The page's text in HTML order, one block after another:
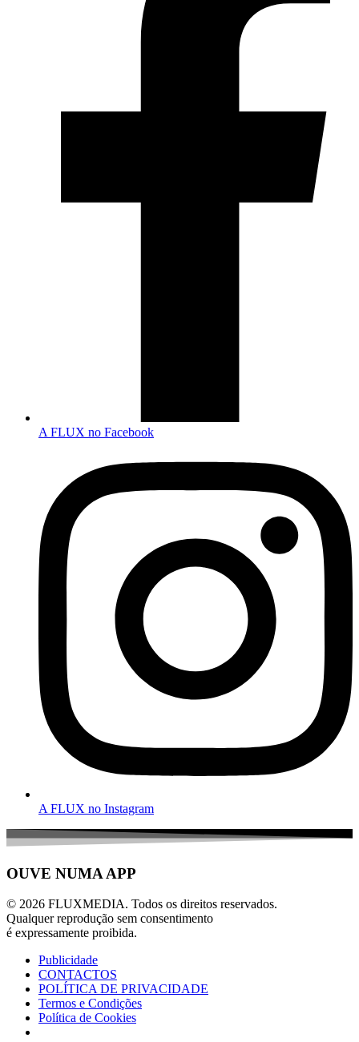
A FLUX no Facebook
A FLUX no Instagram
OUVE NUMA APP
© 2026 FLUXMEDIA. Todos os direitos reservados.
Qualquer reprodução sem consentimento
é expressamente proibida.
Publicidade
CONTACTOS
POLÍTICA DE PRIVACIDADE
Termos e Condições
Política de Cookies